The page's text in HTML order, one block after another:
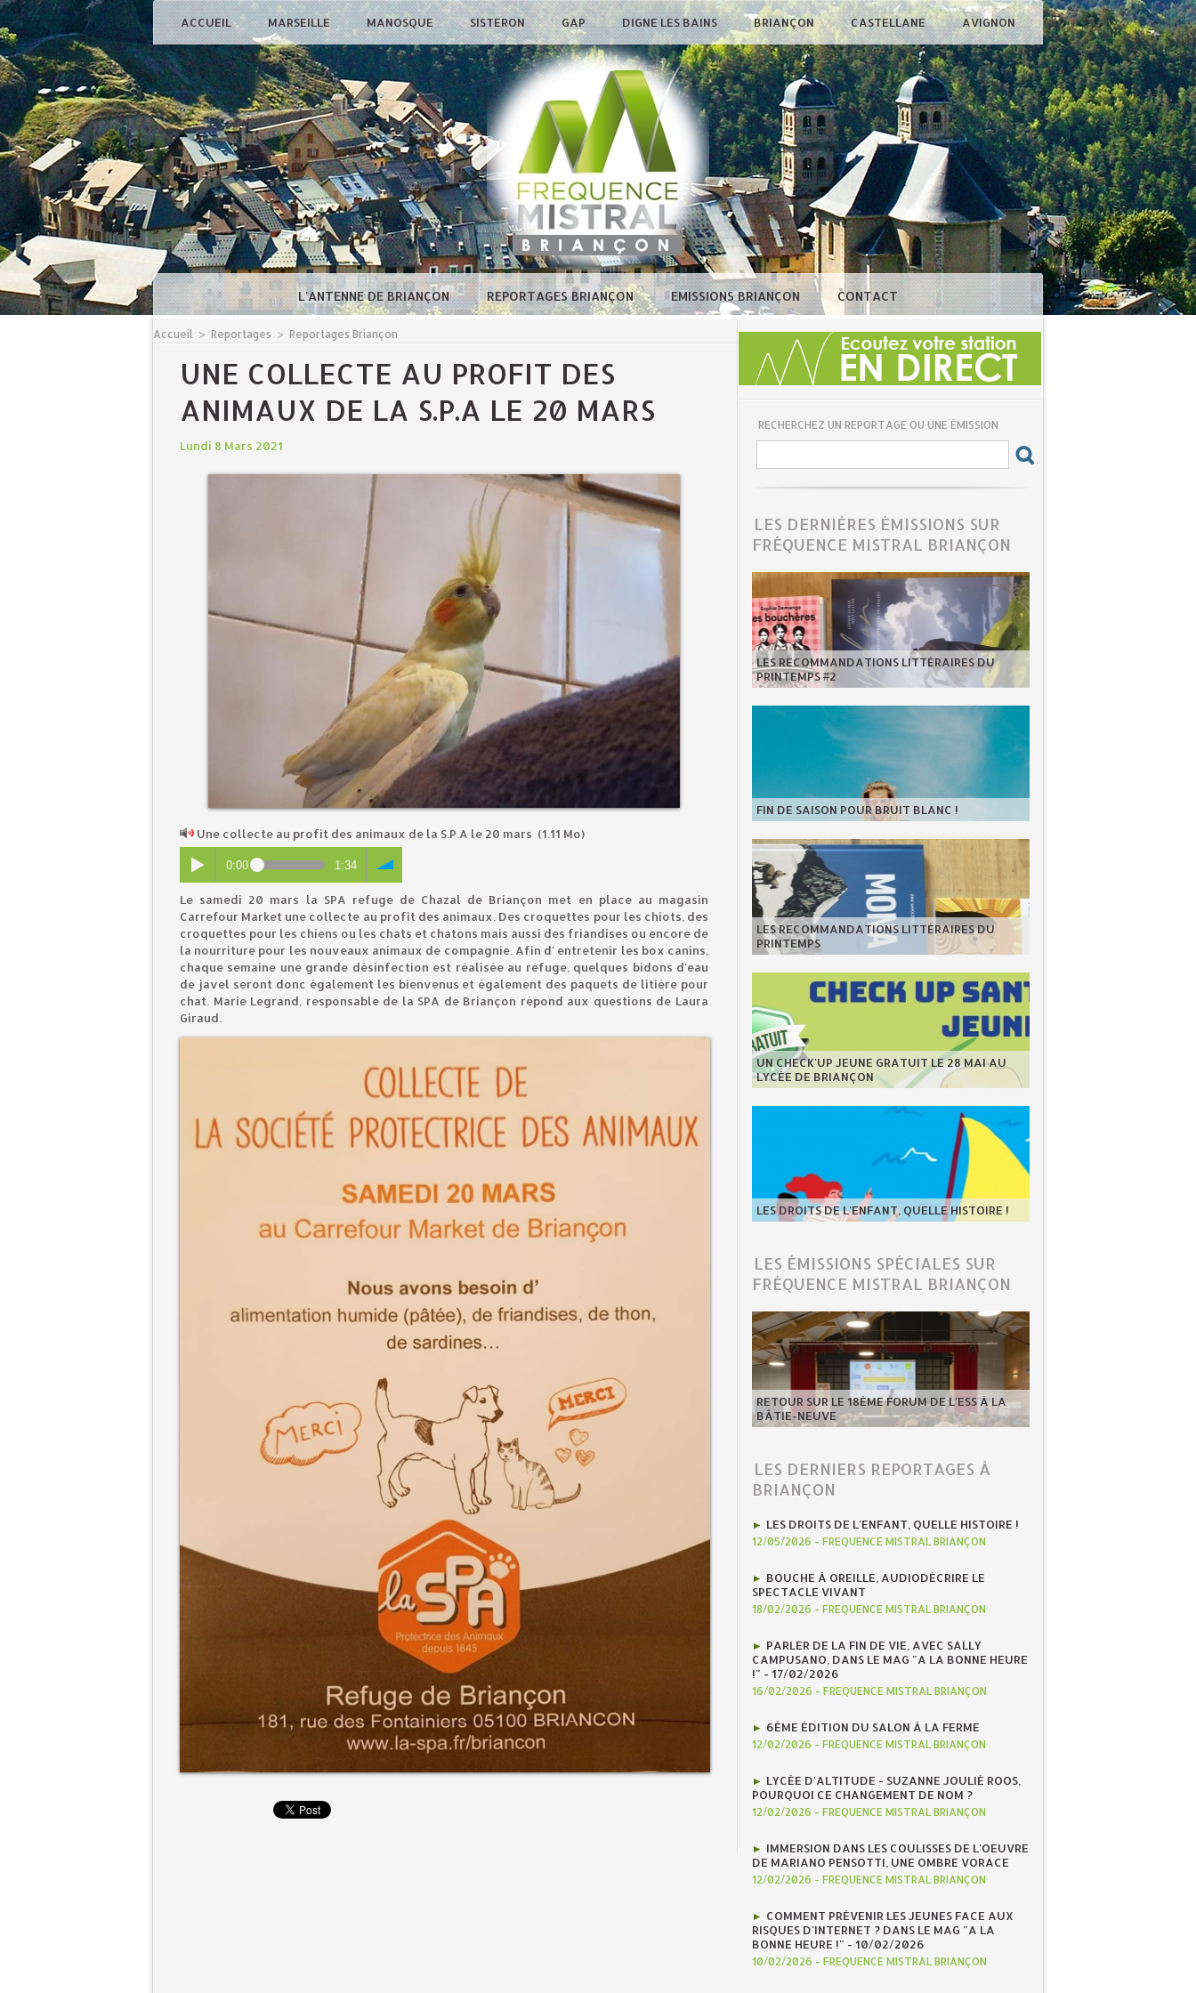
ACCUEIL MARSEILLE MANOSQUE SISTERON GAP DIGNE LES BAINS BRIANÇON CASTELLANE AVIGNON
L'ANTENNE DE BRIANÇON REPORTAGES BRIANÇON EMISSIONS BRIANÇON CONTACT
Accueil > Reportages > Reportages Briançon
UNE COLLECTE AU PROFIT DES
ANIMAUX DE LA S.P.A LE 20 MARS
Lundi 8 Mars 2021
Une collecte au profit des animaux de la S.P.A le 20 mars (1.11 Mo)
0:00 1:34
Le samedi 20 mars la SPA refuge de Chazal de Briançon met en place au magasin
Carrefour Market une collecte au profit des animaux. Des croquettes pour les chiots, des
croquettes pour les chiens ou les chats et chatons mais aussi des friandises ou encore de
la nourriture pour les nouveaux animaux de compagnie. Afin d' entretenir les box canins,
chaque semaine une grande désinfection est réalisée au refuge, quelques bidons d'eau
de javel seront donc également les bienvenus et également des paquets de litière pour
chat. Marie Legrand, responsable de la SPA de Briançon répond aux questions de Laura
Giraud.
RECHERCHEZ UN REPORTAGE OU UNE ÉMISSION
LES DERNIÈRES ÉMISSIONS SUR
FRÉQUENCE MISTRAL BRIANÇON
LES RECOMMANDATIONS LITTÉRAIRES DU
PRINTEMPS #2
FIN DE SAISON POUR BRUIT BLANC !
LES RECOMMANDATIONS LITTÉRAIRES DU
PRINTEMPS
UN CHECK'UP JEUNE GRATUIT LE 28 MAI AU
LYCÉE DE BRIANÇON
LES DROITS DE L'ENFANT, QUELLE HISTOIRE !
LES ÉMISSIONS SPÉCIALES SUR
FRÉQUENCE MISTRAL BRIANÇON
RETOUR SUR LE 18ÈME FORUM DE L'ESS À LA
BÂTIE-NEUVE
LES DERNIERS REPORTAGES À
BRIANÇON
LES DROITS DE L'ENFANT, QUELLE HISTOIRE !
12/05/2026 - FREQUENCE MISTRAL BRIANÇON
BOUCHE À OREILLE, AUDIODÉCRIRE LE
SPECTACLE VIVANT
18/02/2026 - FREQUENCE MISTRAL BRIANÇON
PARLER DE LA FIN DE VIE, AVEC SALLY
CAMPUSANO, DANS LE MAG "A LA BONNE HEURE
!" - 17/02/2026
16/02/2026 - FREQUENCE MISTRAL BRIANÇON
6ÈME ÉDITION DU SALON À LA FERME
12/02/2026 - FREQUENCE MISTRAL BRIANÇON
LYCÉE D'ALTITUDE - SUZANNE JOULIÉ ROOS,
POURQUOI CE CHANGEMENT DE NOM ?
12/02/2026 - FREQUENCE MISTRAL BRIANÇON
IMMERSION DANS LES COULISSES DE L'OEUVRE
DE MARIANO PENSOTTI, UNE OMBRE VORACE
12/02/2026 - FREQUENCE MISTRAL BRIANÇON
COMMENT PRÉVENIR LES JEUNES FACE AUX
RISQUES D'INTERNET ? DANS LE MAG "A LA
BONNE HEURE !" - 10/02/2026
10/02/2026 - FREQUENCE MISTRAL BRIANÇON